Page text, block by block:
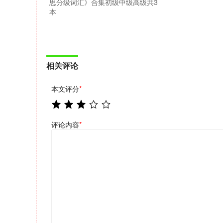
本
相关评论
本文评分*
评论内容*